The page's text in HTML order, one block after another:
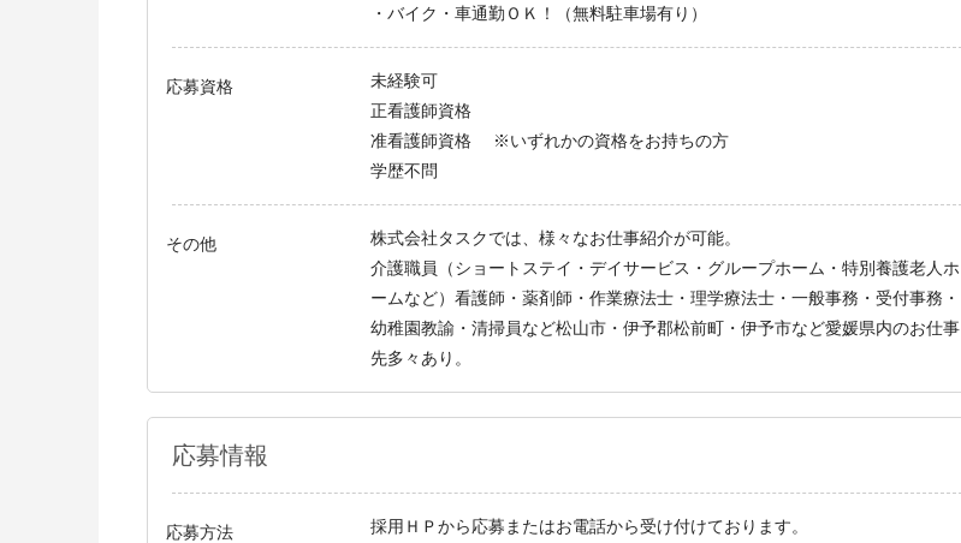
・バイク・車通勤ＯＫ！（無料駐車場有り）
応募資格
未経験可
正看護師資格
准看護師資格 ※いずれかの資格をお持ちの方
学歴不問
その他
株式会社タスクでは、様々なお仕事紹介が可能。
介護職員（ショートステイ・デイサービス・グループホーム・特別養護老人ホ
ームなど）看護師・薬剤師・作業療法士・理学療法士・一般事務・受付事務・
幼稚園教諭・清掃員など松山市・伊予郡松前町・伊予市など愛媛県内のお仕事
先多々あり。
応募情報
応募方法
採用ＨＰから応募またはお電話から受け付けております。